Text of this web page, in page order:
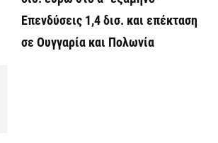
Επενδύσεις 1,4 δισ. και επέκταση
σε Ουγγαρία και Πολωνία